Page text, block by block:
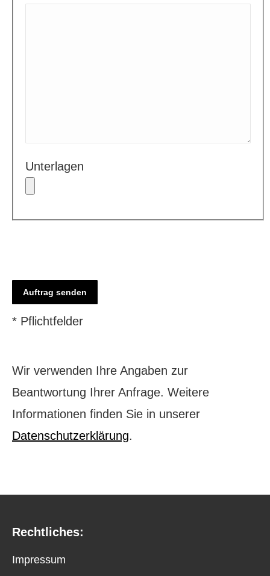
Unterlagen
dieses
Feld
* Pflichtfelder
Wir verwenden Ihre Angaben zur
Beantwortung Ihrer Anfrage. Weitere
Informationen finden Sie in unserer
Datenschutzerklärung.
Rechtliches:
Impressum